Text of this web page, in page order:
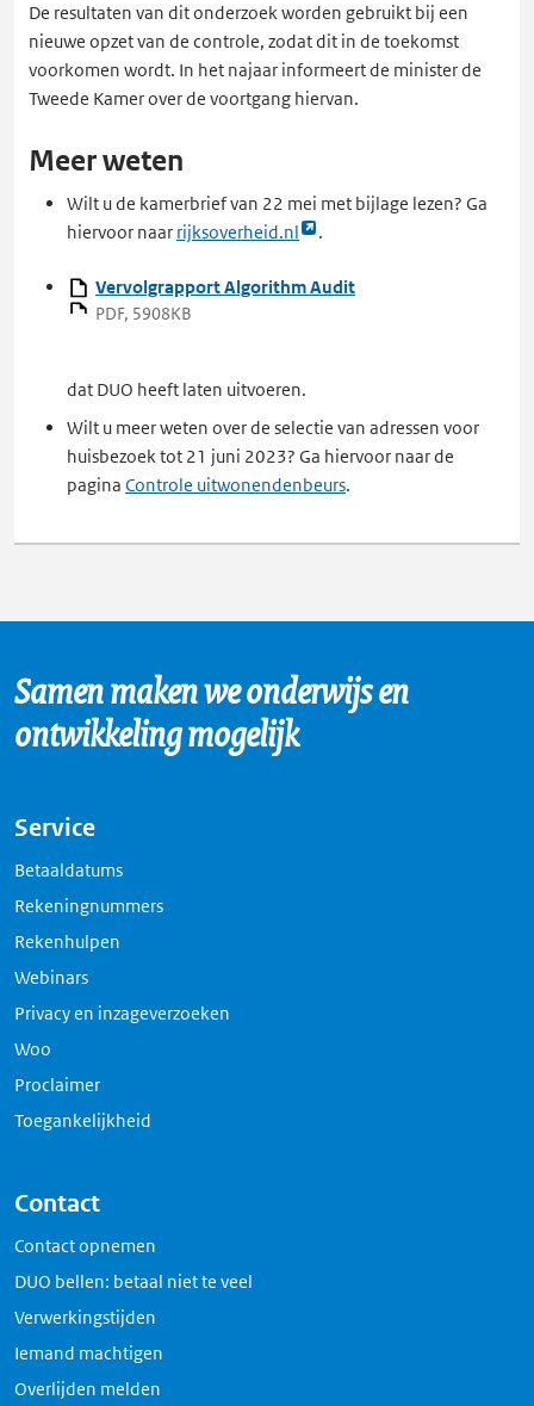
De resultaten van dit onderzoek worden gebruikt bij een
nieuwe opzet van de controle, zodat dit in de toekomst
voorkomen wordt. In het najaar informeert de minister de
Tweede Kamer over de voortgang hiervan.
Meer weten
Wilt u de kamerbrief van 22 mei met bijlage lezen? Ga
hiervoor naar rijksoverheid.nl
Link
externe
pagina
nieuw
tabblad
.
Vervolgrapport Algorithm Audit
PDF, 5908KB
dat DUO heeft laten uitvoeren.
Wilt u meer weten over de selectie van adressen voor
huisbezoek tot 21 juni 2023? Ga hiervoor naar de
pagina Controle uitwonendenbeurs.
Samen maken we onderwijs en
ontwikkeling mogelijk
Service
Betaaldatums
Rekeningnummers
Rekenhulpen
Webinars
Privacy en inzageverzoeken
Woo
Proclaimer
Toegankelijkheid
Contact
Contact opnemen
DUO bellen: betaal niet te veel
Verwerkingstijden
Iemand machtigen
Overlijden melden